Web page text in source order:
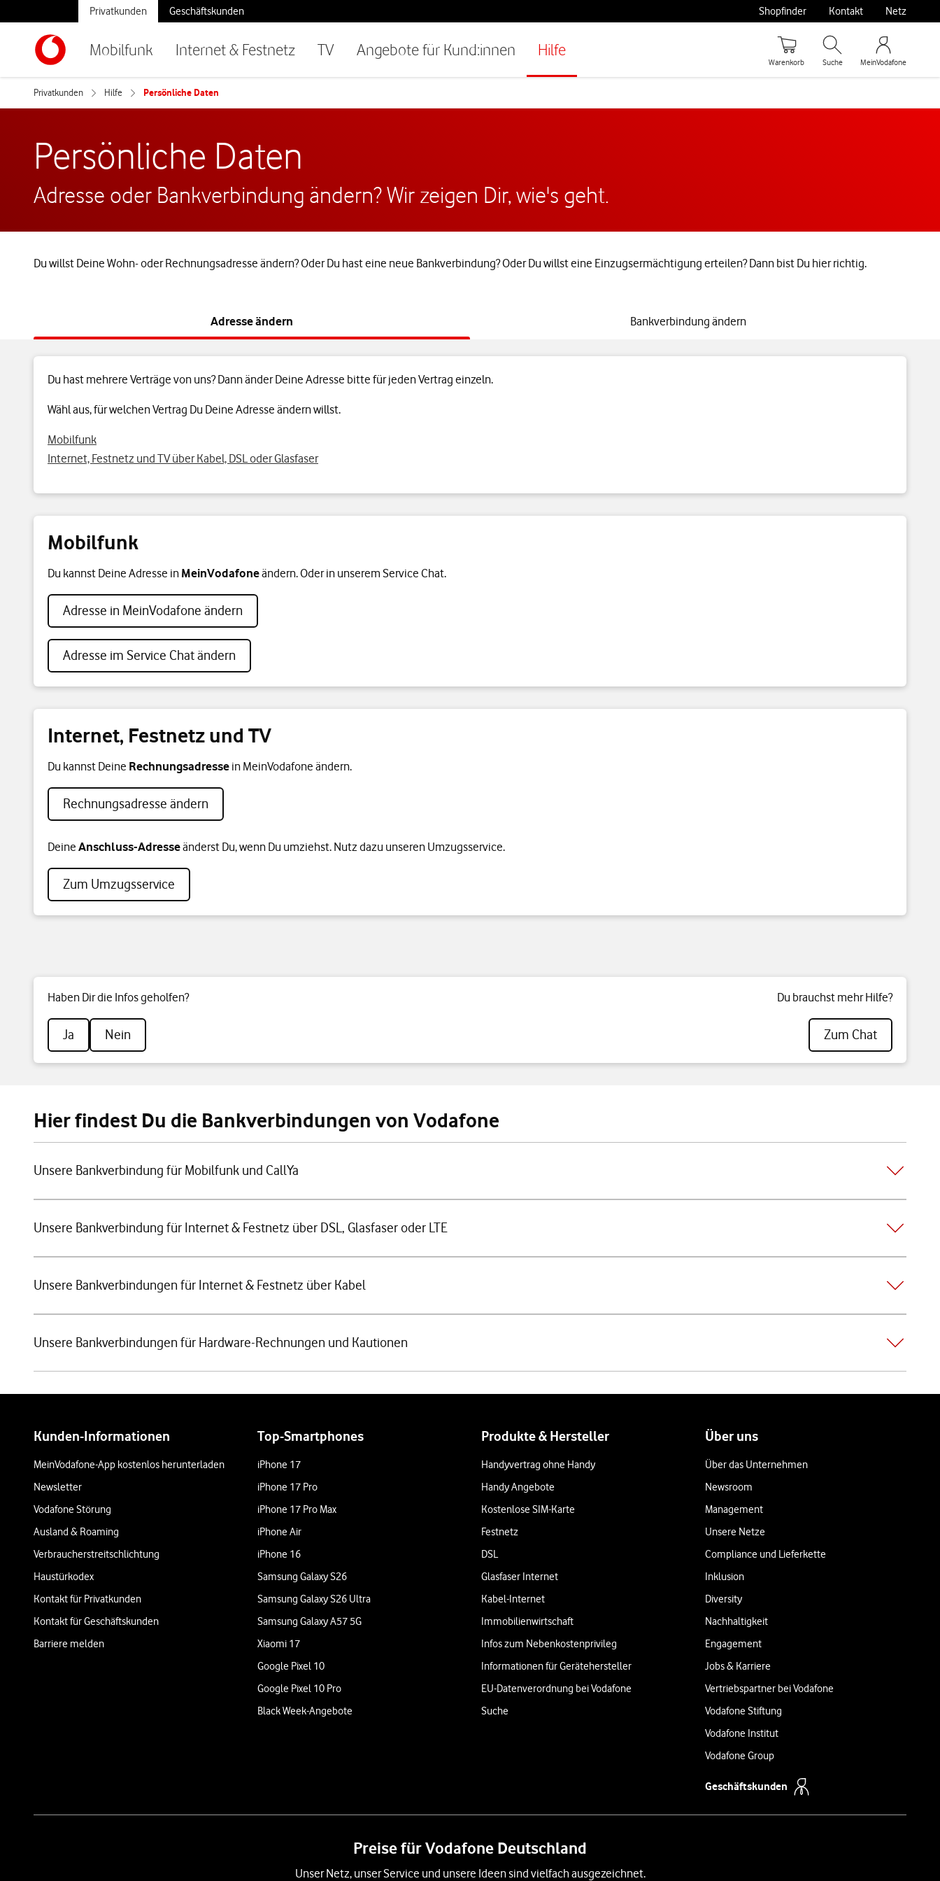
Mobilfunk Internet & Festnetz TV Angebote für Kund:innen Hilfe
Privatkunden Geschäftskunden Shopfinder Kontakt Netz
Warenkorb Suche MeinVodafone
Privatkunden Hilfe Persönliche Daten
Persönliche Daten
Adresse oder Bankverbindung ändern? Wir zeigen Dir, wie's geht.
Du willst Deine Wohn- oder Rechnungsadresse ändern? Oder Du hast eine neue Bankverbindung? Oder Du willst eine Einzugsermächtigung erteilen? Dann bist Du hier richtig.
Adresse ändern Bankverbindung ändern
Du hast mehrere Verträge von uns? Dann änder Deine Adresse bitte für jeden Vertrag einzeln.
Wähl aus, für welchen Vertrag Du Deine Adresse ändern willst.
Mobilfunk
Internet, Festnetz und TV über Kabel, DSL oder Glasfaser
Mobilfunk
Du kannst Deine Adresse in MeinVodafoneändern. Oder in unserem Service Chat.
Adresse in MeinVodafone ändern
Adresse im Service Chat ändern
Internet, Festnetz und TV
Du kannst Deine Rechnungsadresse in MeinVodafone ändern.
Rechnungsadresse ändern
Deine Anschluss-Adresseänderst Du, wenn Du umziehst. Nutz dazu unseren Umzugsservice.
Zum Umzugsservice
Haben Dir die Infos geholfen?
Ja Nein
Du brauchst mehr Hilfe?
Zum Chat
Hier findest Du die Bankverbindungen von Vodafone
Unsere Bankverbindung für Mobilfunk und CallYa
Unsere Bankverbindung für Internet & Festnetz über DSL, Glasfaser oder LTE
Unsere Bankverbindungen für Internet & Festnetz über Kabel
Unsere Bankverbindungen für Hardware-Rechnungen und Kautionen
Kunden-Informationen
MeinVodafone-App kostenlos herunterladen
Newsletter
Vodafone Störung
Ausland & Roaming
Verbraucherstreitschlichtung
Haustürkodex
Kontakt für Privatkunden
Kontakt für Geschäftskunden
Barriere melden
Top-Smartphones
iPhone 17
iPhone 17 Pro
iPhone 17 Pro Max
iPhone Air
iPhone 16
Samsung Galaxy S26
Samsung Galaxy S26 Ultra
Samsung Galaxy A57 5G
Xiaomi 17
Google Pixel 10
Google Pixel 10 Pro
Black Week-Angebote
Produkte & Hersteller
Handyvertrag ohne Handy
Handy Angebote
Kostenlose SIM-Karte
Festnetz
DSL
Glasfaser Internet
Kabel-Internet
Immobilienwirtschaft
Infos zum Nebenkostenprivileg
Informationen für Gerätehersteller
EU-Datenverordnung bei Vodafone
Suche
Über uns
Über das Unternehmen
Newsroom
Management
Unsere Netze
Compliance und Lieferkette
Inklusion
Diversity
Nachhaltigkeit
Engagement
Jobs & Karriere
Vertriebspartner bei Vodafone
Vodafone Stiftung
Vodafone Institut
Vodafone Group
Geschäftskunden
Preise für Vodafone Deutschland
Unser Netz, unser Service und unsere Ideen sind vielfach ausgezeichnet.